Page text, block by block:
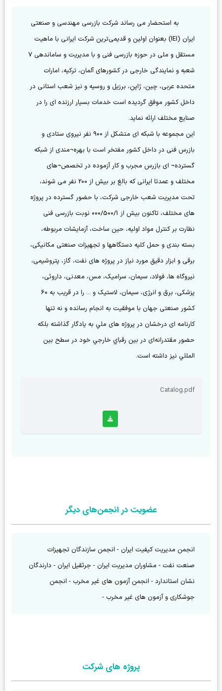
المللي نیز داشته است.
Catalog.pdf
عضویت در انجمن‌های دیگر
جوشکاری و آزمون های غیر مخرب -
پروژه های شرکت